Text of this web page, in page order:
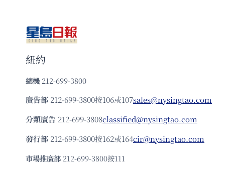
紐約
總機 212-699-3800
廣告部 212-699-3800按106或107sales@nysingtao.com
分類廣告 212-699-3808classified@nysingtao.com
發⾏部 212-699-3800按162或164cir@nysingtao.com
市場推廣部 212-699-3800按111